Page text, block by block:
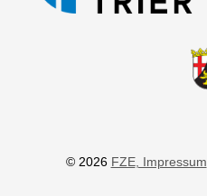
© 2026 FZE, Impressum